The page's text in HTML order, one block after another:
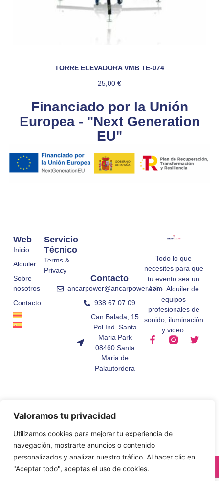
Valoramos tu privacidad
Utilizamos cookies para mejorar tu experiencia de
navegación, mostrarte anuncios o contenido
personalizados y analizar nuestro tráfico. Al hacer clic en
"Aceptar todo", aceptas el uso de cookies.
TORRE ELEVADORA VMB TE-074
25,00 €
Financiado por la Unión
Europea - "Next Generation
EU"
Todo lo que
necesites para que
tu evento sea un
éxito. Alquiler de
equipos
profesionales de
sonido, iluminación
y video.
Servicio
Técnico
Terms &
Privacy
Web
Inicio
Alquiler
Sobre
nosotros
Contacto
Contacto
ancarpower@ancarpower.com
938 67 07 09
Can Balada, 15
Pol Ind. Santa
Maria Park
08460 Santa
Maria de
Palautordera
© All Rights Reserved.